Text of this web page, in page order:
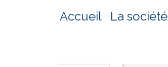
Accueil La société